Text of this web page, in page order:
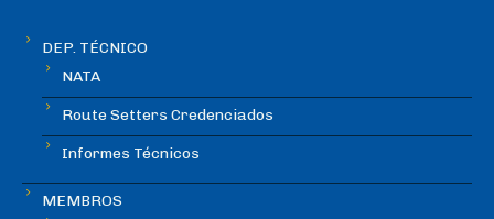
DEP. TÉCNICO
NATA
Route Setters Credenciados
Informes Técnicos
MEMBROS